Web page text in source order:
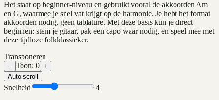
Het staat op beginner-niveau en gebruikt vooral de akkoorden Am
en G, waarmee je snel vat krijgt op de harmonie. Je hebt het format
akkoorden nodig, geen tablature. Met deze basis kun je direct
beginnen: stem je gitaar, pak een capo waar nodig, en speel mee met
deze tijdloze folkklassieker.
Transponeren
− Toon: 0 +
Auto-scroll
Snelheid 4